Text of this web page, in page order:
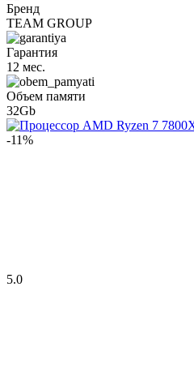
Бренд
TEAM GROUP
Гарантия
12 мес.
Объем памяти
32Gb
-11%
5.0